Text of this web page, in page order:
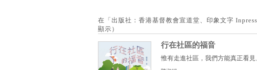
在「出版社：香港基督教會宣道堂、印象文字
顯示）
行在社區的福音
惟有走進社區，我們方能真正看